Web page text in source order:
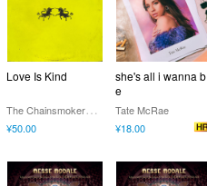
Love Is Kind
T
he Chainsmokers & Oaks
¥50.00
she's all i wanna b
e
Tate McRae
¥18.00